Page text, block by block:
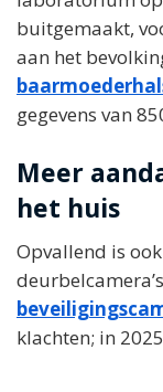
buitgemaakt,
aan het
gegevens van
Meer
het huis
Opvallend is
klachten; in